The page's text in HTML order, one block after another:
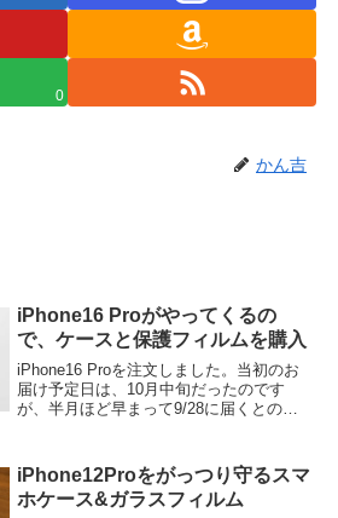
0
かん吉
iPhone16 Proがやってくるの
で、ケースと保護フィルムを購入
iPhone16 Proを注文しました。当初のお
届け予定日は、10月中旬だったのです
が、半月ほど早まって9/28に届くとのこ
なる、iFaceのケースを注文しまし...
iPhone12Proをがっつり守るスマ
ホケース&ガラスフィルム